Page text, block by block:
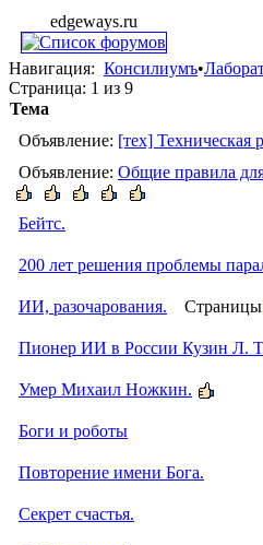
edgeways.ru
Навигация: Консилиумъ•
Страница: 1 из 9
Тема
Объявление: [тех] Техническая
Объявление: Общие правила
Бейтс.
200 лет решения проблемы
ИИ, разочарования.
Пионер ИИ в России Кузин Л.
Умер Михаил Ножкин.
Боги и роботы
Повторение имени Бога.
Секрет счастья.